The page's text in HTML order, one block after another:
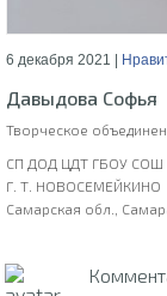
6 декабря 2021 |
Давыдова Софья
Творческое
СП ДОД ЦДТ ГБОУ СОШ
Г. Т. НОВОСЕМЕЙКИНО
Самарская обл.,